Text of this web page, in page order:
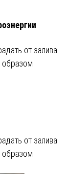
от залива
образом
от залива
образом